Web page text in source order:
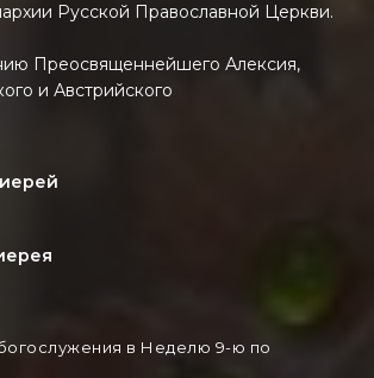
Русской Православной Церкви.
Преосвященнейшего Алексия,
и Австрийского
в Неделю 9-ю по